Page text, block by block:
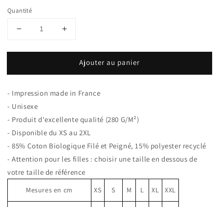
Quantité
Réduire
quantité
Sweat
capuche
Unisexe
100%
Coton
Bio
Taxez
Les
Augmenter
quantité
Sweat
capuche
100%
Coton
Bio
Taxez
Les
Ajouter au panier
- Impression made in France
- Unisexe
- Produit d'excellente qualité (280 G/M²)
- Disponible du XS au 2XL
- 85% Coton Biologique Filé et Peigné, 15% polyester recyclé
- Attention pour les filles : choisir une taille en dessous de
votre taille de référence
Mesures en cm XS S M L XL XXL